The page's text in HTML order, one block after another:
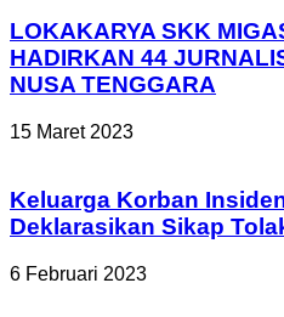
LOKAKARYA SKK
HADIRKAN 44
NUSA TENGGARA
15 Maret 2023
Keluarga Korban
Deklarasikan Sikap
6 Februari 2023